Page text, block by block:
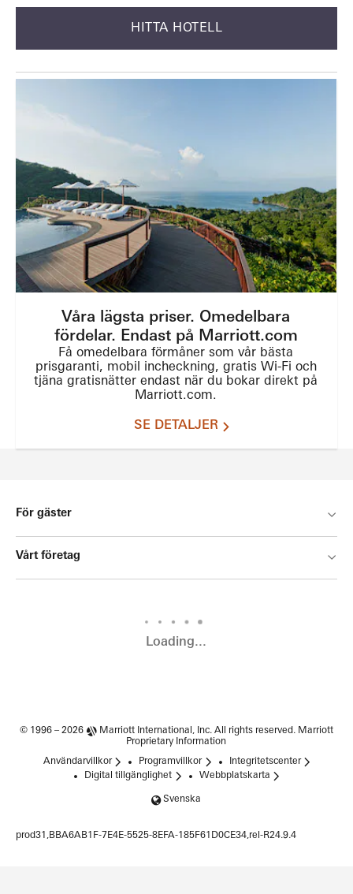
HITTA HOTELL
Våra lägsta priser. Omedelbara
fördelar. Endast på Marriott.com
Få omedelbara förmåner som vår bästa
prisgaranti, mobil incheckning, gratis Wi-Fi och
tjäna gratisnätter endast när du bokar direkt på
Marriott.com.
SE DETALJER
För gäster
Vårt företag
Loading...
© 1996 – 2026 Marriott International, Inc. All rights reserved. Marriott
Proprietary Information
Användarvillkor Programvillkor
Integritetscenter
Digital tillgänglighet
Webbplatskarta
Svenska
prod31,BBA6AB1F-7E4E-5525-8EFA-185F61D0CE34,rel-R24.9.4